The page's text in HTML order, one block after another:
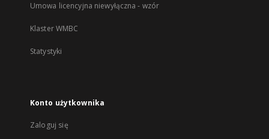
Umowa licencyjna niewyłączna - wzór
Klaster WMBC
Statystyki
Konto użytkownika
Zaloguj się